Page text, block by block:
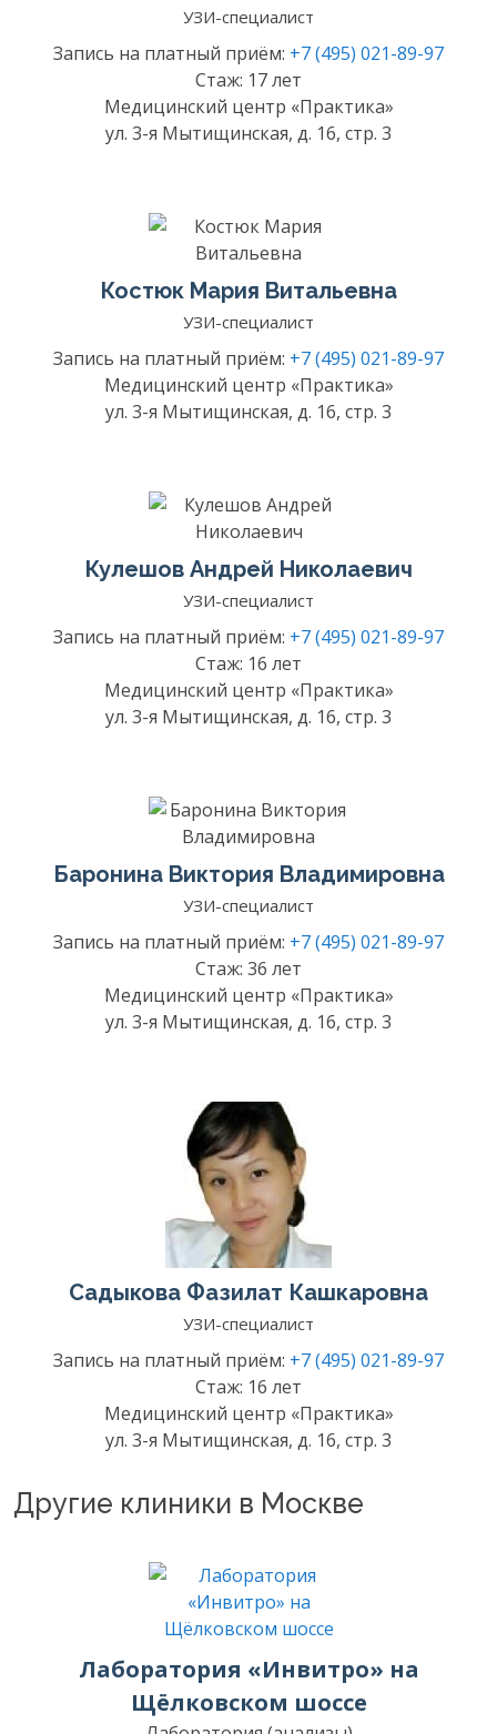
УЗИ-специалист
Запись на платный приём: +7 (495) 021-89-97
Стаж: 17 лет
Медицинский центр «Практика»
ул. 3-я Мытищинская, д. 16, стр. 3
Костюк Мария Витальевна
УЗИ-специалист
Запись на платный приём: +7 (495) 021-89-97
Медицинский центр «Практика»
ул. 3-я Мытищинская, д. 16, стр. 3
Кулешов Андрей Николаевич
УЗИ-специалист
Запись на платный приём: +7 (495) 021-89-97
Стаж: 16 лет
Медицинский центр «Практика»
ул. 3-я Мытищинская, д. 16, стр. 3
Баронина Виктория Владимировна
УЗИ-специалист
Запись на платный приём: +7 (495) 021-89-97
Стаж: 36 лет
Медицинский центр «Практика»
ул. 3-я Мытищинская, д. 16, стр. 3
Садыкова Фазилат Кашкаровна
УЗИ-специалист
Запись на платный приём: +7 (495) 021-89-97
Стаж: 16 лет
Медицинский центр «Практика»
ул. 3-я Мытищинская, д. 16, стр. 3
Другие клиники в Москве
Лаборатория «Инвитро» на
Щёлковском шоссе